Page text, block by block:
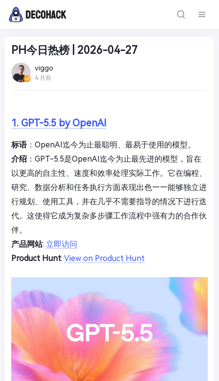
PH今日热榜 | 2026-04-27
viggo
4 月前
1. GPT-5.5 by OpenAI
标语：OpenAI迄今为止最聪明、最易于使用的模型。
介绍 ：GPT-5.5是OpenAI迄今为止最先进的模型，旨在
以更高的自主性、速度和效率处理实际工作。它在编程、
研究、数据分析和任务执行方面表现出色——能够独立进
行规划、使用工具，并在几乎不需要指导的情况下进行迭
代。这使得它成为复杂多步骤工作流程中强有力的合作伙
伴。
产品网站: 立即访问
Product Hunt: View on Product Hunt